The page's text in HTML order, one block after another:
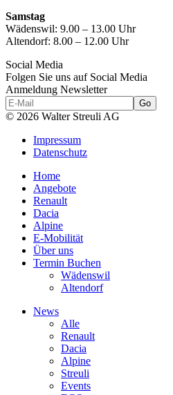
Samstag
Wädenswil: 9.00 – 13.00 Uhr
Altendorf: 8.00 – 12.00 Uhr
Social Media
Folgen Sie uns auf Social Media
Anmeldung Newsletter
© 2026 Walter Streuli AG
Impressum
Datenschutz
Home
Angebote
Renault
Dacia
Alpine
E-Mobilität
Über uns
Termin Buchen
Wädenswil
Altendorf
News
Alle
Renault
Dacia
Alpine
Streuli
Events